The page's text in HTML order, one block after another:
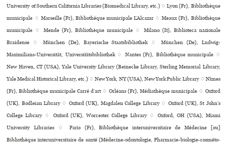
University of Southern California Libraries (Biomedical Library, etc.) ♢ Lyon (Fr), Bibliothèque
muni­ci­pale ♢ Marseille (Fr), Bibliothèque muni­ci­pale L’Alcazar ♢ Meaux (Fr), Bibliothèque
muni­ci­pale ♢ Mende (Fr), Bibliothèque muni­ci­pale ♢ Milano (It), Biblioteca nazio­nale
Braidense ♢ München (De), Bayerische Staatsbibliothek ♢ München (De), Ludwig-
Maximilians-Universität, Universitätsbibliothek ♢ Nantes (Fr), Bibliothèque muni­ci­pale ♢
New Haven, CT (USA), Yale University Library (Beinecke Library, Sterling Memorial Library,
Yale Medical Historical Library, etc.) ♢ New York, NY (USA), New York Public Library ♢ Nîmes
(Fr), Bibliothèque muni­ci­pale Carré d’art ♢ Orléans (Fr), Médiathèque muni­ci­pale ♢ Oxford
(UK), Bodleian Library ♢ Oxford (UK), Magdalen College Library ♢ Oxford (UK), St John’s
College Library ♢ Oxford (UK), Worcester College Library ♢ Oxford, OH (USA), Miami
University Libraries ♢ Paris (Fr), Bibliothèque inte­ru­ni­ver­si­taire de Médecine [ou]
Bibliothèque inte­ru­ni­ver­si­taire de santé (Médecine-odon­to­lo­gie, Pharmacie-bio­lo­gie-cos­mé­to­